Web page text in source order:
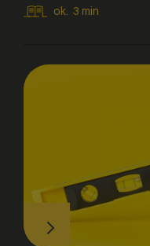
ok. 3 min